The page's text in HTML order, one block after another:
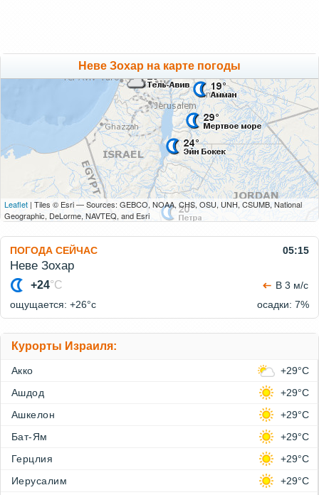
Неве Зохар на карте погоды
Leaflet | Tiles © Esri — Sources: GEBCO, NOAA, CHS, OSU, UNH, CSUMB, National
Geographic, DeLorme, NAVTEQ, and Esri
ПОГОДА СЕЙЧАС 05:15
Неве Зохар
+24°C
В 3 м/с
ощущается: +26°c
осадки: 7%
Курорты Израиля:
Акко
+29°C
Ашдод
+29°C
Ашкелон
+29°C
Бат-Ям
+29°C
Герцлия
+29°C
Иерусалим
+29°C